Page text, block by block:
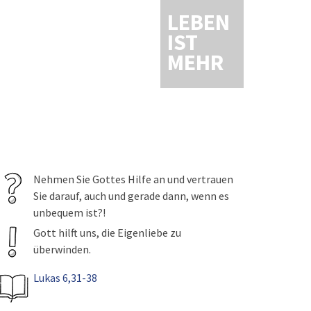
LEBEN
IST
MEHR
Nehmen Sie Gottes Hilfe an und vertrauen
Sie darauf, auch und gerade dann, wenn es
unbequem ist?!
Gott hilft uns, die Eigenliebe zu
überwinden.
Lukas 6,31-38